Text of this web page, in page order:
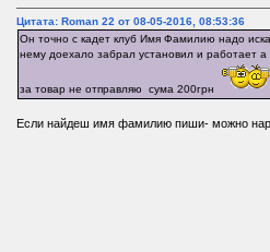
Цитата: Roman 22 от 08-05-2016, 08:53:36
Он точно с кадет клуб Имя Фамилию надо
нему доехало забрал установил и работает
за товар не отправляю сума 200грн
Если найдеш имя фамилию пиши- можно